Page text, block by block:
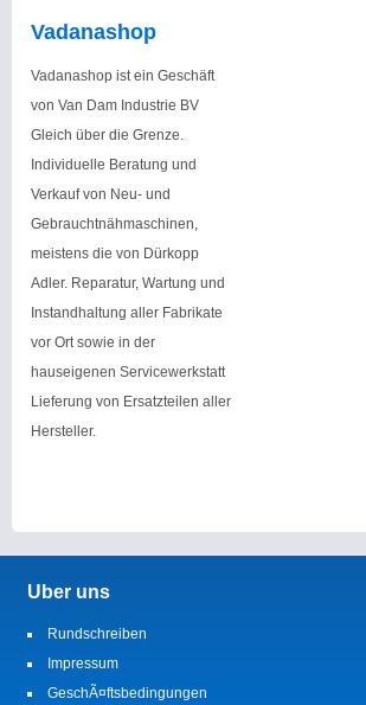
Vadanashop
Vadanashop ist ein Geschäft
von Van Dam Industrie BV
Gleich über die Grenze.
Individuelle Beratung und
Verkauf von Neu- und
Gebrauchtnähmaschinen,
meistens die von Dürkopp
Adler. Reparatur, Wartung und
Instandhaltung aller Fabrikate
vor Ort sowie in der
hauseigenen Servicewerkstatt
Lieferung von Ersatzteilen aller
Hersteller.
Uber uns
Rundschreiben
Impressum
GeschÃ¤ftsbedingungen